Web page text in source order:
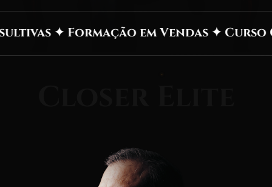
✦ Formação em Vendas ✦ Curso